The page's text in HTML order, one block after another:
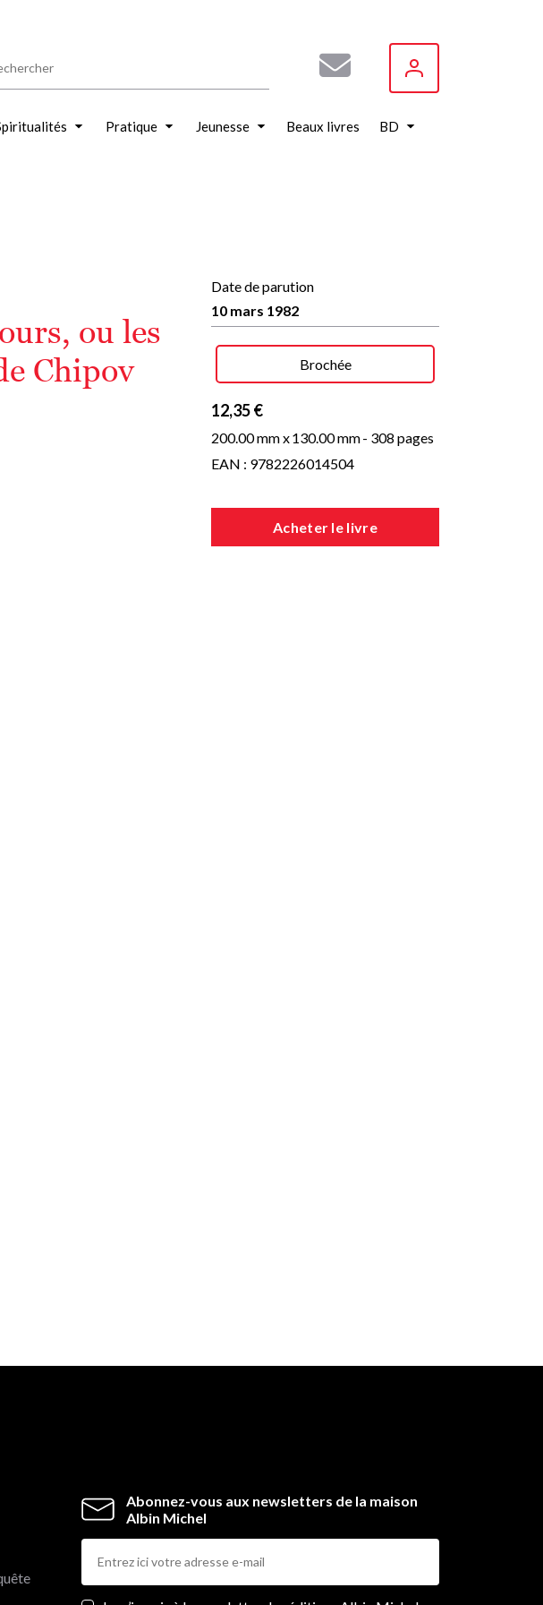
Pratique Jeunesse Beaux livres BD
ou les
Chipov
Date de parution
10 mars 1982
Brochée
12,35 €
200.00 mm x130.00 mm- 308 pages
EAN : 9782226014504
Acheter le livre
Abonnez-vous aux newsletters de la maison
Albin Michel